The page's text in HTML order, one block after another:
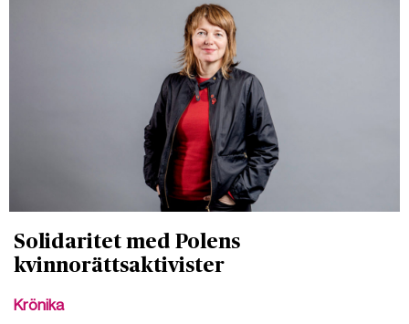
Solidaritet med Polens
kvinnorättsaktivister
Krönika